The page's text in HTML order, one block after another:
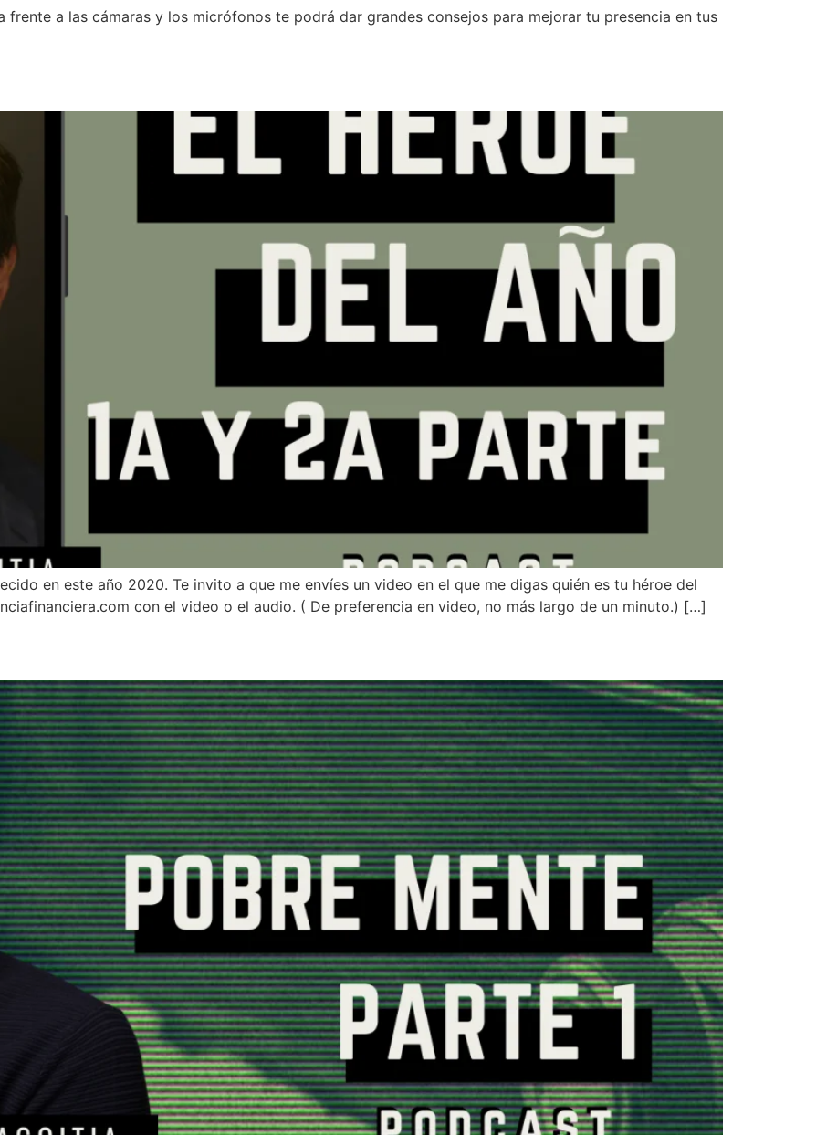
frente a las cámaras y los micrófonos te podrá dar grandes consejos para mejorar tu presencia en tus
en este año 2020. Te invito a que me envíes un video en el que me digas quién es tu héroe del
con el video o el audio. ( De preferencia en video, no más largo de un minuto.) […]